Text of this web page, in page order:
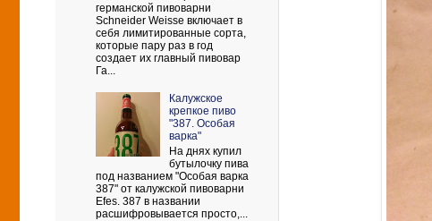
германской пивоварни
Schneider Weisse включает в
себя лимитированные сорта,
которые пару раз в год
создает их главный пивовар
Га...
Калужское
крепкое пиво
"387. Особая
варка"
На днях купил
бутылочку пива
под названием "Особая варка
387" от калужской пивоварни
Efes. 387 в названии
расшифровывается просто,...